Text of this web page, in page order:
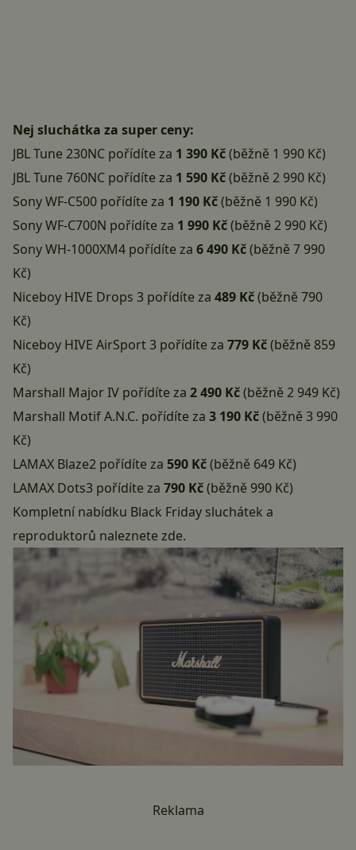
Nej sluchátka za super ceny:
JBL Tune 230NC pořídíte za 1 390 Kč(běžně 1 990 Kč)
JBL Tune 760NC pořídíte za 1 590 Kč(běžně 2 990 Kč)
Sony WF-C500 pořídíte za 1 190 Kč(běžně 1 990 Kč)
Sony WF-C700N pořídíte za 1 990 Kč(běžně 2 990 Kč)
Sony WH-1000XM4 pořídíte za 6 490 Kč(běžně 7 990
Kč)
Niceboy HIVE Drops 3 pořídíte za 489 Kč(běžně 790
Kč)
Niceboy HIVE AirSport 3 pořídíte za 779 Kč(běžně 859
Kč)
Marshall Major IV pořídíte za 2 490 Kč(běžně 2 949 Kč)
Marshall Motif A.N.C. pořídíte za 3 190 Kč(běžně 3 990
Kč)
LAMAX Blaze2 pořídíte za 590 Kč(běžně 649 Kč)
LAMAX Dots3 pořídíte za 790 Kč(běžně 990 Kč)
Kompletní nabídku Black Friday sluchátek a
reproduktorů naleznete zde.
Reklama